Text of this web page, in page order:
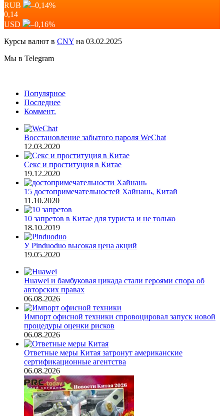
RUB
–0,14%
0,14
USD
–0,16%
Курсы валют в CNY на 03.02.2025
Мы в Telegram
Популярное
Последнее
Коммент.
Восстановление забытого пароля WeChat
12.03.2020
Секс и проституция в Китае
19.12.2020
15 достопримечательностей Хайнань, Китай
11.10.2020
10 запретов в Китае для туриста и не только
18.10.2019
У Pinduoduo высокая цена акций
19.05.2020
Huawei и бамбуковая цикада стали героями спора об
авторских правах
06.08.2026
Импорт офисной техники спровоцировал запуск новой
процедуры оценки рисков
06.08.2026
Ответные меры Китая затронут американские
сертификационные агентства
06.08.2026